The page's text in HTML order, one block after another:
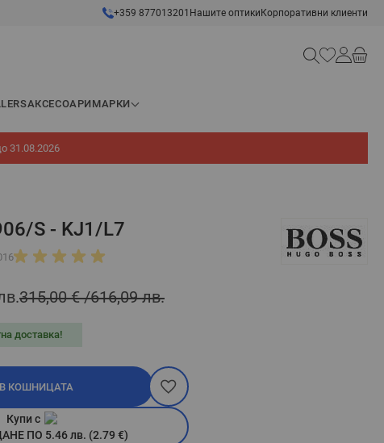
+359 877013201 Нашите оптики Корпоративни клиенти
Търсене
АКСЕСОАРИ МАРКИ
31.08.2026
S - KJ1/L7
315,00 € 616,09 лв.
доставка!
КОШНИЦАТА
Купи с
ПО 5.46 лв. (2.79 €)